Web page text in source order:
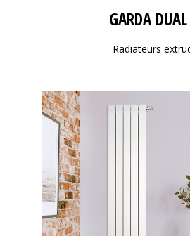
GARDA
Radiateurs